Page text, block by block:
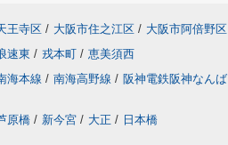
王寺区 / 大阪市住之江区 / 大阪市阿倍野区
速東 / 戎本町 / 恵美須西
海本線 / 南海高野線 / 阪神電鉄阪神なんば
原橋 / 新今宮 / 大正 / 日本橋